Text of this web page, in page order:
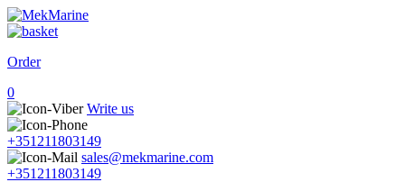
Order
0
Write us
+351211803149
sales@mekmarine.com
+351211803149